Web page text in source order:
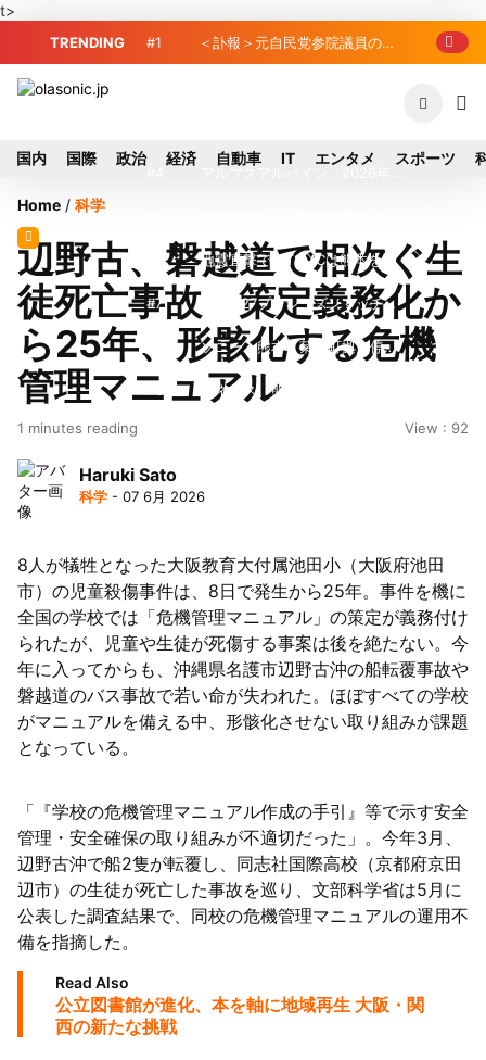
t>
TRENDING #1 ＜訃報＞元自民党参院議員の藤
「地元メディアの報道不足」指摘 那覇
訪問中
#6 地震直撃でもTSMCは熊本を見
限らない…先端半導体工場建設は継続
#7 2026-27プレシーズンマッチ放
送・配信日程まとめ
ソニー、熊本・菊陽町拠点停
止 復旧見通し立たず 半導体集積地に
ルネサス、熊本地震で被災の錦
日再開
氏が退任
国内 国際 政治 経済 自動車 IT エンタメ スポーツ
Home / 科学
辺野古、磐越道で相次ぐ生
徒死亡事故 策定義務化か
ら25年、形骸化する危機
管理マニュアル
1 minutes reading View : 92
Haruki Sato
科学 - 07 6月 2026
8人が犠牲となった大阪教育大付属池田小（大阪府池田
市）の児童殺傷事件は、8日で発生から25年。事件を機に
全国の学校では「危機管理マニュアル」の策定が義務付け
られたが、児童や生徒が死傷する事案は後を絶たない。今
年に入ってからも、沖縄県名護市辺野古沖の船転覆事故や
磐越道のバス事故で若い命が失われた。ほぼすべての学校
がマニュアルを備える中、形骸化させない取り組みが課題
となっている。
「『学校の危機管理マニュアル作成の手引』等で示す安全
管理・安全確保の取り組みが不適切だった」。今年3月、
辺野古沖で船2隻が転覆し、同志社国際高校（京都府京田
辺市）の生徒が死亡した事故を巡り、文部科学省は5月に
公表した調査結果で、同校の危機管理マニュアルの運用不
備を指摘した。
Read Also
公立図書館が進化、本を軸に地域再生 大阪・関
西の新たな挑戦